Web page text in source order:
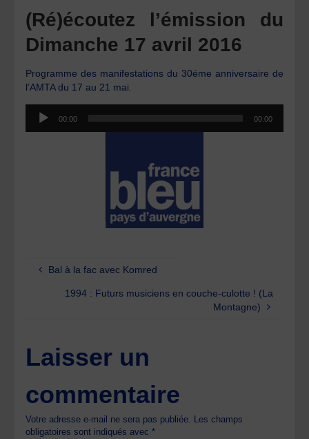
(Ré)écoutez l’émission du
Dimanche 17 avril 2016
Programme des manifestations du 30éme anniversaire de
l’AMTA du 17 au 21 mai.
Lecteur
audio
00:00 00:00
Bal à la fac avec Komred
1994 : Futurs musiciens en couche-culotte ! (La
Montagne)
Laisser un
commentaire
Votre adresse e-mail ne sera pas publiée. Les champs
obligatoires sont indiqués avec*